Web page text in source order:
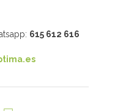
615 612 616